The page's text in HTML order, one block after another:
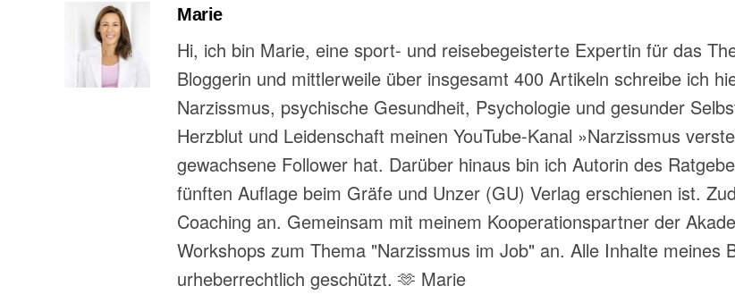
Marie
Hi, ich bin Marie, eine sport- und reisebegeisterte Expertin für das
Bloggerin und mittlerweile über insgesamt 400 Artikeln schreibe ich
Narzissmus, psychische Gesundheit, Psychologie und gesunder
Herzblut und Leidenschaft meinen YouTube-Kanal »Narzissmus
gewachsene Follower hat. Darüber hinaus bin ich Autorin des
fünften Auflage beim Gräfe und Unzer (GU) Verlag erschienen ist.
Coaching an. Gemeinsam mit meinem Kooperationspartner der
Workshops zum Thema "Narzissmus im Job" an. Alle Inhalte meines
urheberrechtlich geschützt. 🫶 Marie